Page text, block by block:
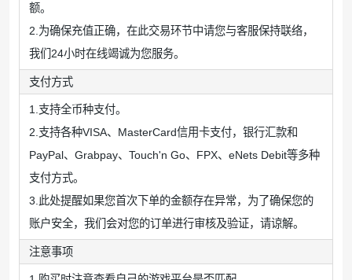
额。
2.为确保充值正确，在此交易环节中请您与客服保持联络，
我们24小时在线竭诚为您服务。
支付方式
1.支持全币种支付。
2.支持各种VISA、MasterCard信用卡支付，银行汇款和
PayPal、Grabpay、Touch'n Go、FPX、eNets Debit等多种
支付方式。
3.此处提醒如果您首次下单的金额存在异常，为了确保您的
账户安全，我们会对您的订单进行审核及验证，请谅解。
注意事项